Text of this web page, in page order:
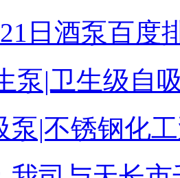
泵|卫生级自
泵|不锈钢化
我司与天长